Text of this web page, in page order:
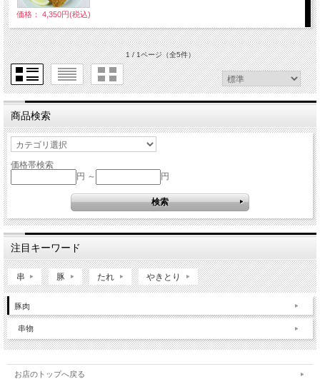
価格： 4,350円(税込)
1 / 1ページ（全5件）
商品検索
価格帯検索
円 ～
円
注目キーワード
串 豚 たれ やきとり
豚肉
串物
お店のトップへ戻る